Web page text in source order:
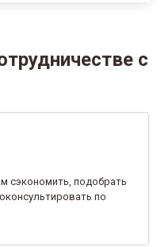
с
сэкономить, подобрать
по